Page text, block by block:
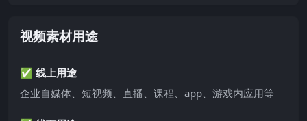
视频素材用途
✅ 线上用途
企业自媒体、短视频、直播、课程、app、游戏内应用等